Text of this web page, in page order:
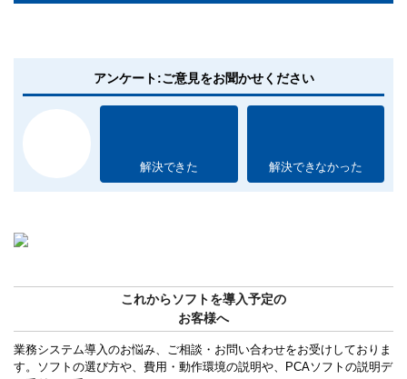
アンケート:ご意見をお聞かせください
解決できた 解決できなかった
これからソフトを導入予定の
お客様へ
業務システム導入のお悩み、ご相談・お問い合わせをお受けしておりま
す。ソフトの選び方や、費用・動作環境の説明や、PCAソフトの説明デ